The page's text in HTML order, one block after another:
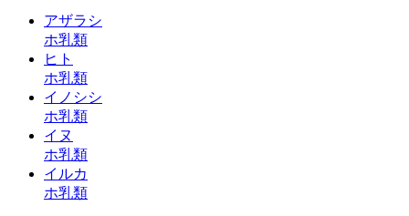
アザラシ
ホ乳類
ヒト
ホ乳類
イノシシ
ホ乳類
イヌ
ホ乳類
イルカ
ホ乳類